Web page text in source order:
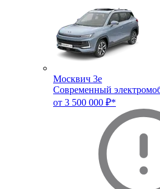
Москвич 3e
Современный
от 3 500 000 ₽*